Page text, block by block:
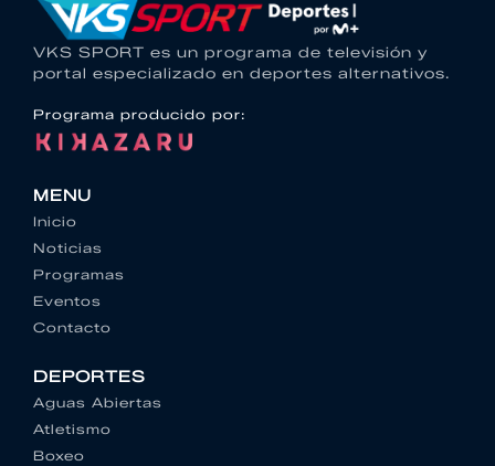
VKS SPORT es un programa de televisión y
portal especializado en deportes alternativos.
Programa producido por:
MENU
Inicio
Noticias
Programas
Eventos
Contacto
DEPORTES
Aguas Abiertas
Atletismo
Boxeo